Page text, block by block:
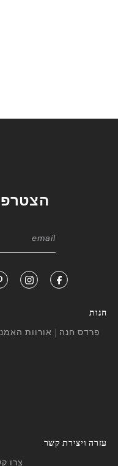
חנות
פרדס חנה | אורוות
עזרה ויצירת קשר
צרו